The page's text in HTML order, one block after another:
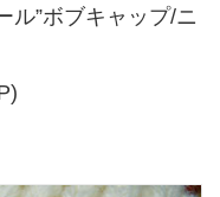
ル”ボブキャップ/ニ